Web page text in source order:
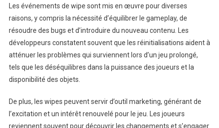
Les événements de wipe sont mis en œuvre pour diverses
raisons, y compris la nécessité d’équilibrer le gameplay, de
résoudre des bugs et d’introduire du nouveau contenu. Les
développeurs constatent souvent que les réinitialisations aident à
atténuer les problèmes qui surviennent lors d’un jeu prolongé,
tels que les déséquilibres dans la puissance des joueurs et la
disponibilité des objets.
De plus, les wipes peuvent servir d’outil marketing, générant de
l’excitation et un intérêt renouvelé pour le jeu. Les joueurs
reviennent souvent pour découvrir les changements et s’engager